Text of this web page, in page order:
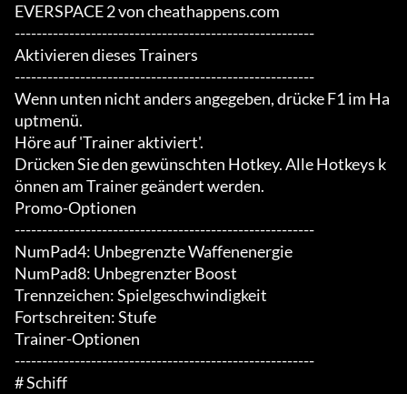
EVERSPACE 2 von cheathappens.com
-------------------------------------------------------
Aktivieren dieses Trainers
-------------------------------------------------------
Wenn unten nicht anders angegeben, drücke F1 im Ha
uptmenü.
Höre auf 'Trainer aktiviert'.
Drücken Sie den gewünschten Hotkey. Alle Hotkeys k
önnen am Trainer geändert werden.
Promo-Optionen
-------------------------------------------------------
NumPad4: Unbegrenzte Waffenenergie
NumPad8: Unbegrenzter Boost
Trennzeichen: Spielgeschwindigkeit
Fortschreiten: Stufe
Trainer-Optionen
-------------------------------------------------------
# Schiff